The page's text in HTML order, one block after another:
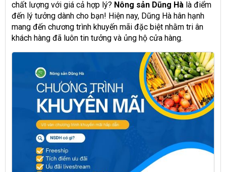
chất lượng với giá cả hợp lý? Nông sản Dũng Hà là điểm
đến lý tưởng dành cho bạn! Hiện nay, Dũng Hà hân hạnh
mang đến chương trình khuyến mãi đặc biệt nhằm tri ân
khách hàng đã luôn tin tưởng và ủng hộ cửa hàng.